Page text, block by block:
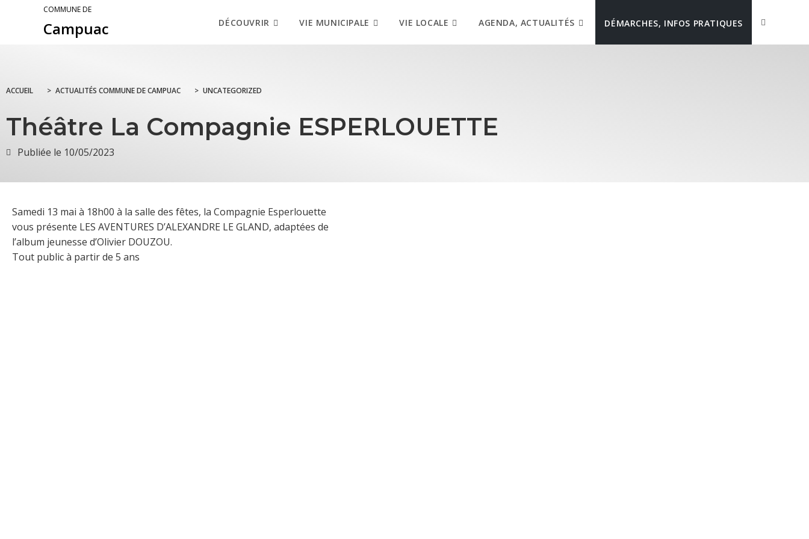
COMMUNE DE
Campuac DÉCOUVRIR VIE MUNICIPALE VIE LOCALE AGENDA, ACTUALITÉS DÉMARCHES, INFOS PRATIQUES
ACCUEIL > ACTUALITÉS COMMUNE DE CAMPUAC > UNCATEGORIZED
Théâtre La Compagnie ESPERLOUETTE
Publiée le 10/05/2023
Samedi 13 mai à 18h00 à la salle des fêtes, la Compagnie Esperlouette
vous présente LES AVENTURES D’ALEXANDRE LE GLAND, adaptées de
l’album jeunesse d’Olivier DOUZOU.
Tout public à partir de 5 ans